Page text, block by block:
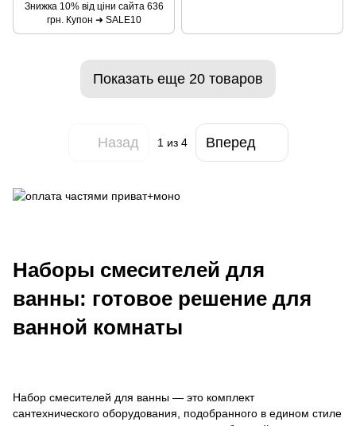
Знижка 10% від ціни сайта 636
грн. Купон ➜ SALE10
Показать еще 20 товаров
Назад 1 из 4 Вперед
Наборы смесителей для
ванны: готовое решение для
ванной комнаты
Набор смесителей для ванны — это комплект
сантехнического оборудования, подобранного в едином стиле